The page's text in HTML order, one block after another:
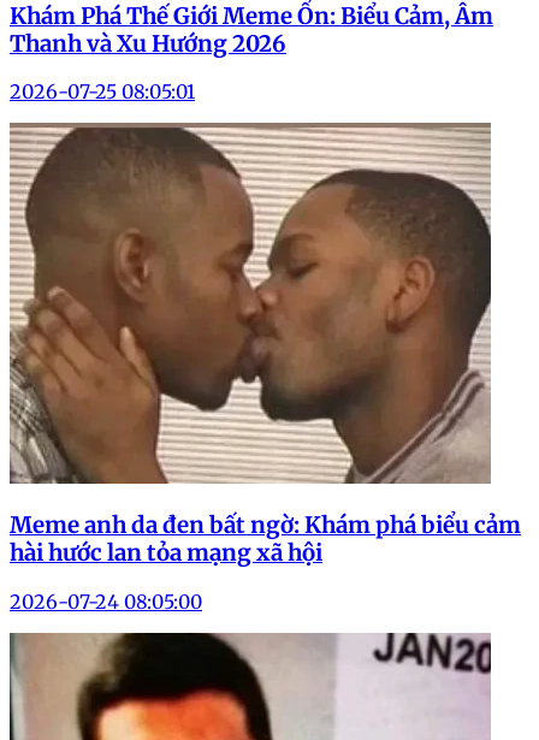
Khám Phá Thế Giới Meme Ổn: Biểu Cảm, Âm
Thanh và Xu Hướng 2026
2026-07-25 08:05:01
Meme anh da đen bất ngờ: Khám phá biểu cảm
hài hước lan tỏa mạng xã hội
2026-07-24 08:05:00